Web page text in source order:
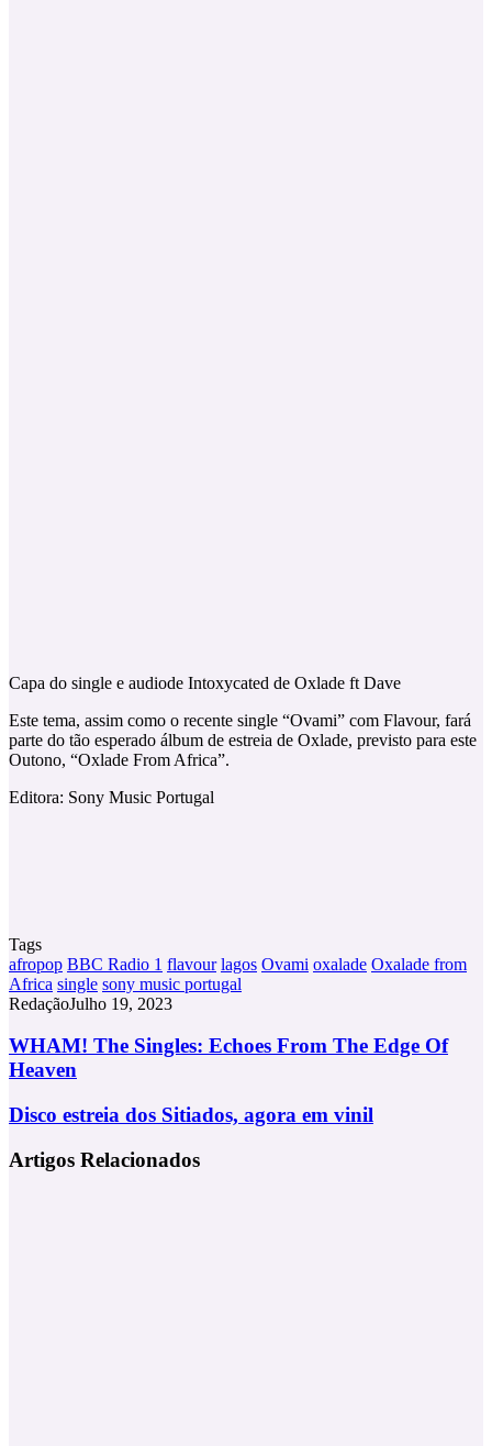
Capa do single e audiode Intoxycated de Oxlade ft Dave
Este tema, assim como o recente single “Ovami” com Flavour, fará
parte do tão esperado álbum de estreia de Oxlade, previsto para este
Outono, “Oxlade From Africa”.
Editora: Sony Music Portugal
Tags
afropop BBC Radio 1 flavour lagos Ovami oxalade Oxalade from
Africa single sony music portugal
RedaçãoJulho 19, 2023
WHAM!
The
Singles:
Echoes
From
Edge
WHAM! The Singles: Echoes From The Edge Of
Heaven
Disco
dos
Sitiados,
Disco estreia dos Sitiados, agora em vinil
Artigos Relacionados